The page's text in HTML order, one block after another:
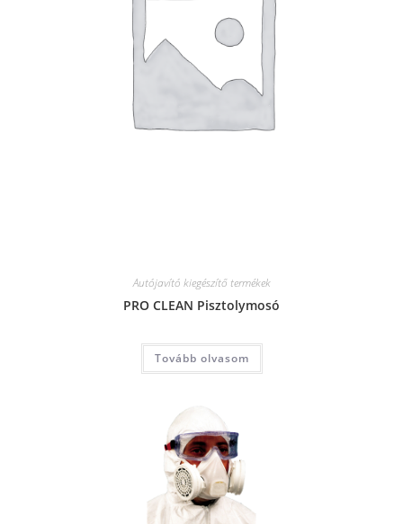
Autójavító kiegészítő termékek
PRO CLEAN Pisztolymosó
Tovább olvasom